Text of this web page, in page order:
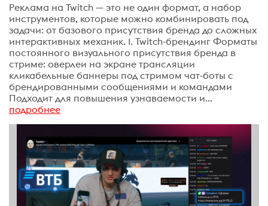
Реклама на Twitch — это не один формат, а набор
инструментов, которые можно комбинировать под
задачи: от базового присутствия бренда до сложных
интерактивных механик. 1. Twitch-брендинг Форматы
постоянного визуального присутствия бренда в
стриме: оверлеи на экране трансляции
кликабельные баннеры под стримом чат-боты с
брендированными сообщениями и командами
Подходит для повышения узнаваемости и...
подробнее